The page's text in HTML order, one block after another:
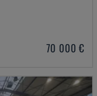
70 000 €